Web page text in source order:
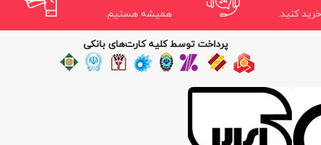
کنید. همیشه هستیم.
پرداخت توسط کلیه کارت‌های بانکی